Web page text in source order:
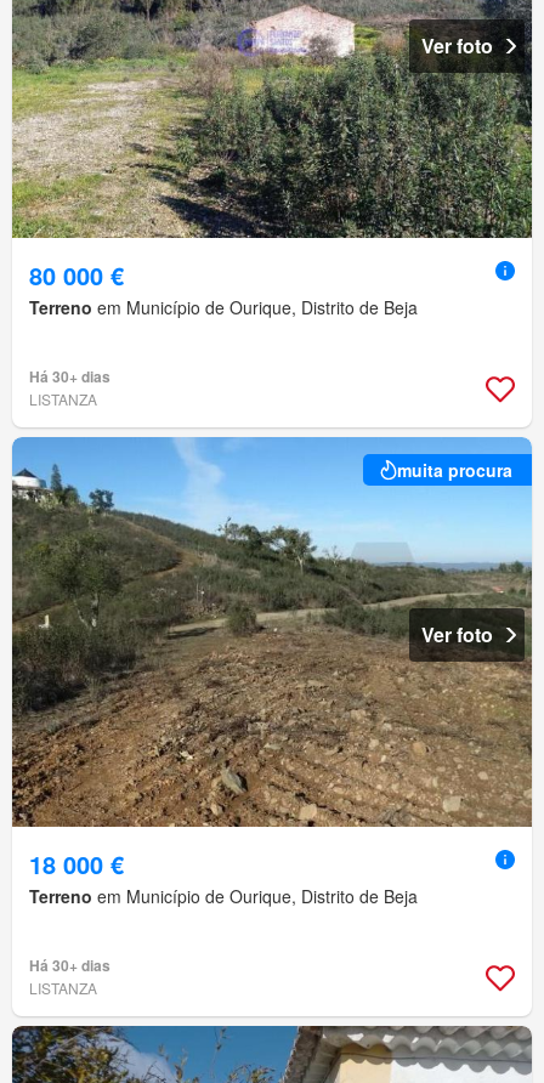
Ver foto
80 000 €
Terreno em Município de Ourique, Distrito de Beja
Há 30+ dias
LISTANZA
muita procura
Ver foto
18 000 €
Terreno em Município de Ourique, Distrito de Beja
Há 30+ dias
LISTANZA